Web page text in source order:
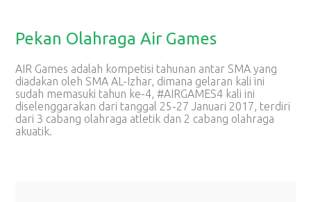
Pekan Olahraga Air Games
AIR Games adalah kompetisi tahunan antar SMA yang
diadakan oleh SMA AL-Izhar, dimana gelaran kali ini
sudah memasuki tahun ke-4, #AIRGAMES4 kali ini
diselenggarakan dari tanggal 25-27 Januari 2017, terdiri
dari 3 cabang olahraga atletik dan 2 cabang olahraga
akuatik.